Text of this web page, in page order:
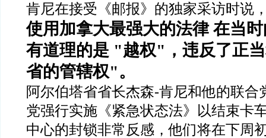
肯尼在接受《邮报》的独家采访时说
使用加拿大最强大的法律 在当
有道理的是 "越权" ，违反了正
省的管辖权"。
阿尔伯塔省省长杰森-肯尼和他的联合
党强行实施《紧急状态法》以结束卡
中心的封锁非常反感，他们将在下周